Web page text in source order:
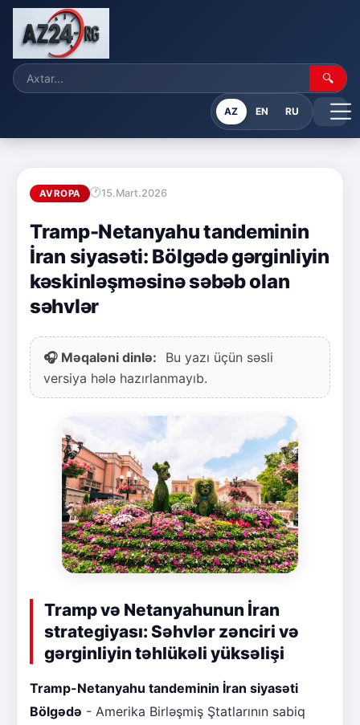
🔍
AZ EN RU
AVROPA 15.Mart.2026
Tramp-Netanyahu tandeminin
İran siyasəti: Bölgədə gərginliyin
kəskinləşməsinə səbəb olan
səhvlər
🎧 Məqaləni dinlə:
Bu yazı üçün səsli
versiya hələ hazırlanmayıb.
Tramp və Netanyahunun İran
strategiyası: Səhvlər zənciri və
gərginliyin təhlükəli yüksəlişi
Tramp-Netanyahu tandeminin İran siyasəti
Bölgədə - Amerika Birləşmiş Ştatlarının sabiq